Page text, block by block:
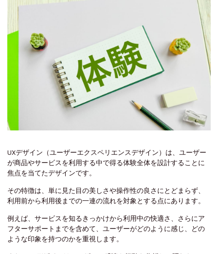
UXデザイン（ユーザーエクスペリエンスデザイン）は、ユーザー
が商品やサービスを利用する中で得る体験全体を設計することに
焦点を当てたデザインです。
その特徴は、単に見た目の美しさや操作性の良さにとどまらず、
利用前から利用後までの一連の流れを対象とする点にあります。
例えば、サービスを知るきっかけから利用中の快適さ、さらにア
フターサポートまでを含めて、ユーザーがどのように感じ、どの
ような印象を持つのかを重視します。